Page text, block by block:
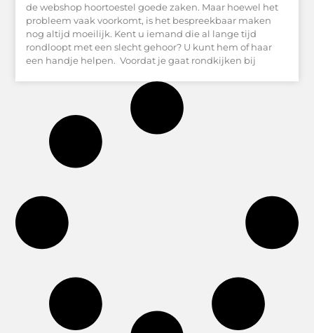
de webshop hoortoestel goede zaken. Maar hoewel het
probleem vaak voorkomt, is het bespreekbaar maken
nog altijd moeilijk. Kent u iemand die al lange tijd
rondloopt met een slecht gehoor? U kunt hem of haar
een handje helpen. Voordat je gaat rondkijken bij